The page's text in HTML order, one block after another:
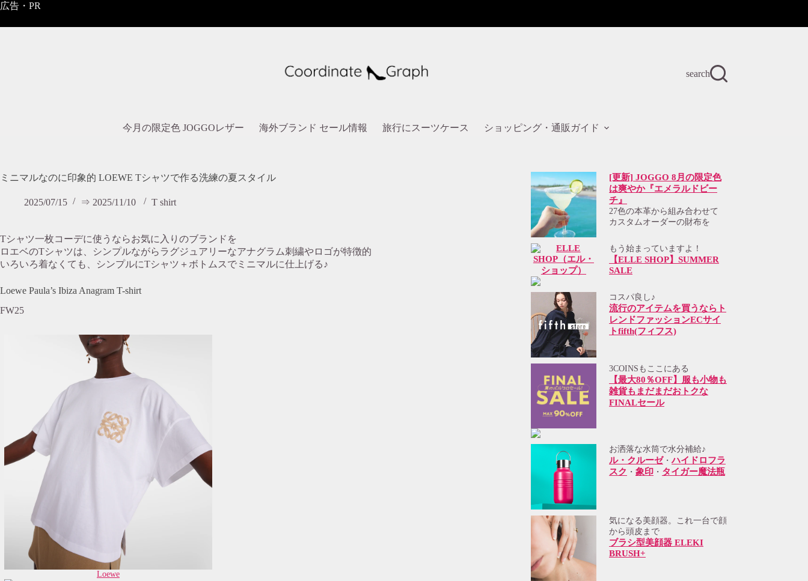
コ
テ
広告・PR
search
今月の限定色 JOGGOレザー 海外ブランド セール情報 旅行にスーツケース ショッピング・通販ガイド
ミニマルなのに印象的 LOEWE Tシャツで作る洗練の夏スタイル
2025/07/15 ⇒ 2025/11/10 T shirt
Tシャツ一枚コーデに使うならお気に入りのブランドを
ロエベのTシャツは、シンプルながらラグジュアリーなアナグラム刺繍やロゴが特徴的
いろいろ着なくても、シンプルにTシャツ＋ボトムスでミニマルに仕上げる♪
Loewe Paula’s Ibiza Anagram T-shirt
FW25
Loewe
[更新] JOGGO 8月の限定色
は爽やか『エメラルドビー
チ』
27色の本革から組み合わせて
カスタムオーダーの財布を
もう始まっていますよ！
【ELLE SHOP】SUMMER
SALE
コスパ良し♪
流行のアイテムを買うならト
レンドファッションECサイ
トfifth(フィフス)
3COINSもここにある
【最大80％OFF】服も小物も
雑貨もまだまだおトクな
FINALセール
お洒落な水筒で水分補給♪
ル・クルーゼ・ハイドロフラ
スク ・象印 ・ タイガー魔法瓶
気になる美顔器。これ一台で顔
から頭皮まで
ブラシ型美顔器 ELEKI
BRUSH+